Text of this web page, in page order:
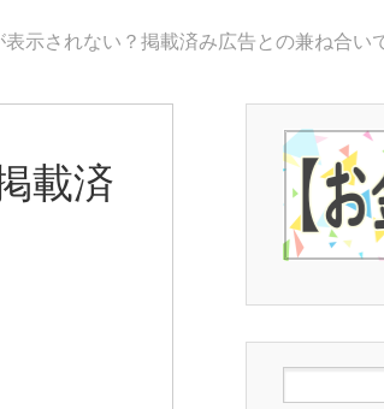
示されない？掲載済み広告との兼ね合い
載済